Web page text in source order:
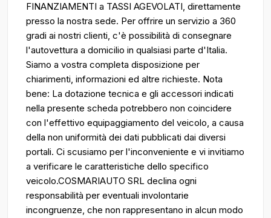
FINANZIAMENTI a TASSI AGEVOLATI, direttamente
presso la nostra sede. Per offrire un servizio a 360
gradi ai nostri clienti, c'è possibilità di consegnare
l'autovettura a domicilio in qualsiasi parte d'Italia.
Siamo a vostra completa disposizione per
chiarimenti, informazioni ed altre richieste. Nota
bene: La dotazione tecnica e gli accessori indicati
nella presente scheda potrebbero non coincidere
con l'effettivo equipaggiamento del veicolo, a causa
della non uniformità dei dati pubblicati dai diversi
portali. Ci scusiamo per l'inconveniente e vi invitiamo
a verificare le caratteristiche dello specifico
veicolo.COSMARIAUTO SRL declina ogni
responsabilità per eventuali involontarie
incongruenze, che non rappresentano in alcun modo